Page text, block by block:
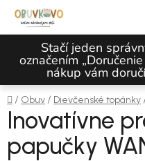
Prejsť na obsah
Stačí jeden
označením
nákup vám
Domov
/ Obuv / Dievčenské topánky
Inovatívne
papučky